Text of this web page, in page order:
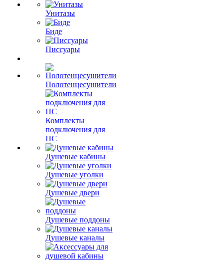
Унитазы
Биде
Писсуары
Полотенцесушители
Комплекты
подключения для
ПС
Душевые кабины
Душевые уголки
Душевые двери
Душевые поддоны
Душевые каналы